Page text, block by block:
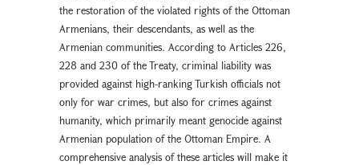
the restoration of the violated rights of the Ottoman
Armenians, their descendants, as well as the
Armenian communities. According to Articles 226,
228 and 230 of the Treaty, criminal liability was
provided against high-ranking Turkish officials not
only for war crimes, but also for crimes against
humanity, which primarily meant genocide against
Armenian population of the Ottoman Empire. A
comprehensive analysis of these articles will make it